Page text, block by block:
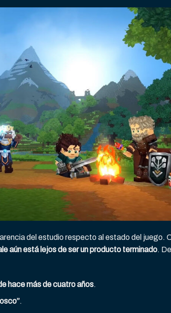
del estudio respecto al estado del juego.
aún está lejos de ser un producto terminado.
hace más de cuatro años.
.